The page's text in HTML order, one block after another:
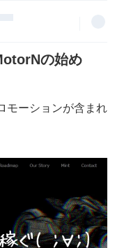
の始め
モーションが含まれ